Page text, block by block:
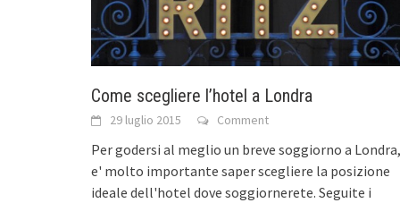
Come scegliere l’hotel a Londra
29 luglio 2015 Comment
Per godersi al meglio un breve soggiorno a Londra,
e' molto importante saper scegliere la posizione
ideale dell'hotel dove soggiornerete. Seguite i